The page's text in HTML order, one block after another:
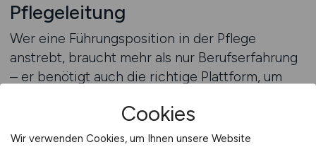
Pflegeleitung
Wer eine Führungsposition in der Pflege
anstrebt, braucht mehr als nur Berufserfahrung
– er benötigt auch die richtige Plattform, um
für Fachkräfte aus der Klinik bietet genau diesen
Vorteil. Hier finden Bewerber Stellenangebote
Cookies
Wir verwenden Cookies, um Ihnen unsere Website